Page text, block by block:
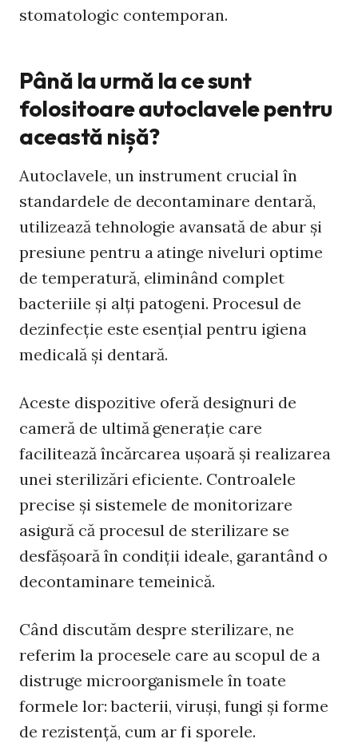
stomatologic contemporan.
Până la urmă la ce sunt
folositoare autoclavele pentru
această nișă?
Autoclavele, un instrument crucial în
standardele de decontaminare dentară,
utilizează tehnologie avansată de abur și
presiune pentru a atinge niveluri optime
de temperatură, eliminând complet
bacteriile și alți patogeni. Procesul de
dezinfecție este esențial pentru igiena
medicală și dentară.
Aceste dispozitive oferă designuri de
cameră de ultimă generație care
facilitează încărcarea ușoară și realizarea
unei sterilizări eficiente. Controalele
precise și sistemele de monitorizare
asigură că procesul de sterilizare se
desfășoară în condiții ideale, garantând o
decontaminare temeinică.
Când discutăm despre sterilizare, ne
referim la procesele care au scopul de a
distruge microorganismele în toate
formele lor: bacterii, viruși, fungi și forme
de rezistență, cum ar fi sporele.